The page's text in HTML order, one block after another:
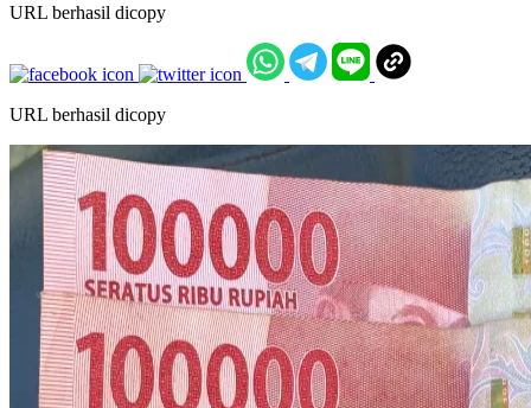
URL berhasil dicopy
URL berhasil dicopy